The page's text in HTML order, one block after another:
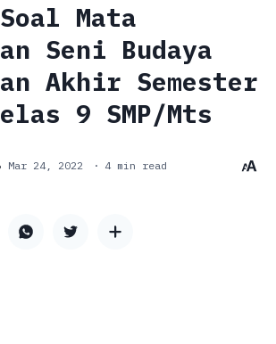
Mata
Seni Budaya
Akhir Semester
9 SMP/Mts
4 min read